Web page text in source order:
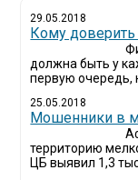
29.05.2018
Кому
должна быть у
первую очередь,
25.05.2018
Мошенники в
территорию
ЦБ выявил 1,3